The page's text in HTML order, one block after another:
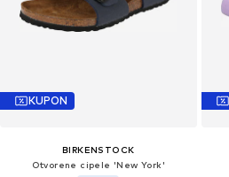
KUPON
BIRKENSTOCK
Otvorene cipele 'New York'